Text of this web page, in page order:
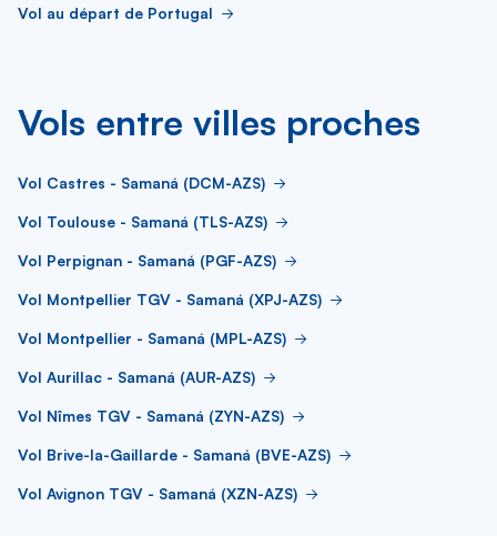
Vol au départ de Portugal
Vols entre villes proches
Vol Castres - Samaná (DCM-AZS)
Vol Toulouse - Samaná (TLS-AZS)
Vol Perpignan - Samaná (PGF-AZS)
Vol Montpellier TGV - Samaná (XPJ-AZS)
Vol Montpellier - Samaná (MPL-AZS)
Vol Aurillac - Samaná (AUR-AZS)
Vol Nîmes TGV - Samaná (ZYN-AZS)
Vol Brive-la-Gaillarde - Samaná (BVE-AZS)
Vol Avignon TGV - Samaná (XZN-AZS)